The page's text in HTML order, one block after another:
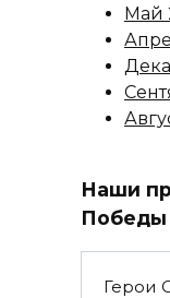
Май
Наши
Победы
Герои